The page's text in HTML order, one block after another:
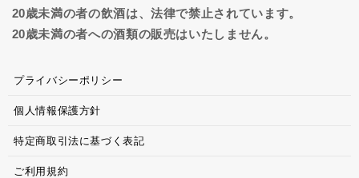
20歳未満の者の飲酒は、法律で禁止されています。
20歳未満の者への酒類の販売はいたしません。
プライバシーポリシー
個人情報保護方針
特定商取引法に基づく表記
ご利用規約